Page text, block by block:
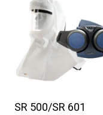
SR 500/SR 601